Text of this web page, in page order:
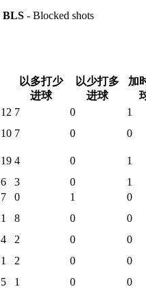
BLS - Blocked shots
以多打少
进球
以少打多
进球
加
12 7 0 1
10 7 0 0
19 4 0 1
6 3 0 1
7 0 1 0
1 8 0 0
4 2 0 0
1 2 0 0
5 1 0 0